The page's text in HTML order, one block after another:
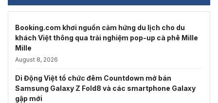
Booking.com khơi nguồn cảm hứng du lịch cho du
khách Việt thông qua trải nghiệm pop-up cà phê Mille
Mille
August 8, 2026
Di Động Việt tổ chức đêm Countdown mở bán
Samsung Galaxy Z Fold8 và các smartphone Galaxy
gập mới